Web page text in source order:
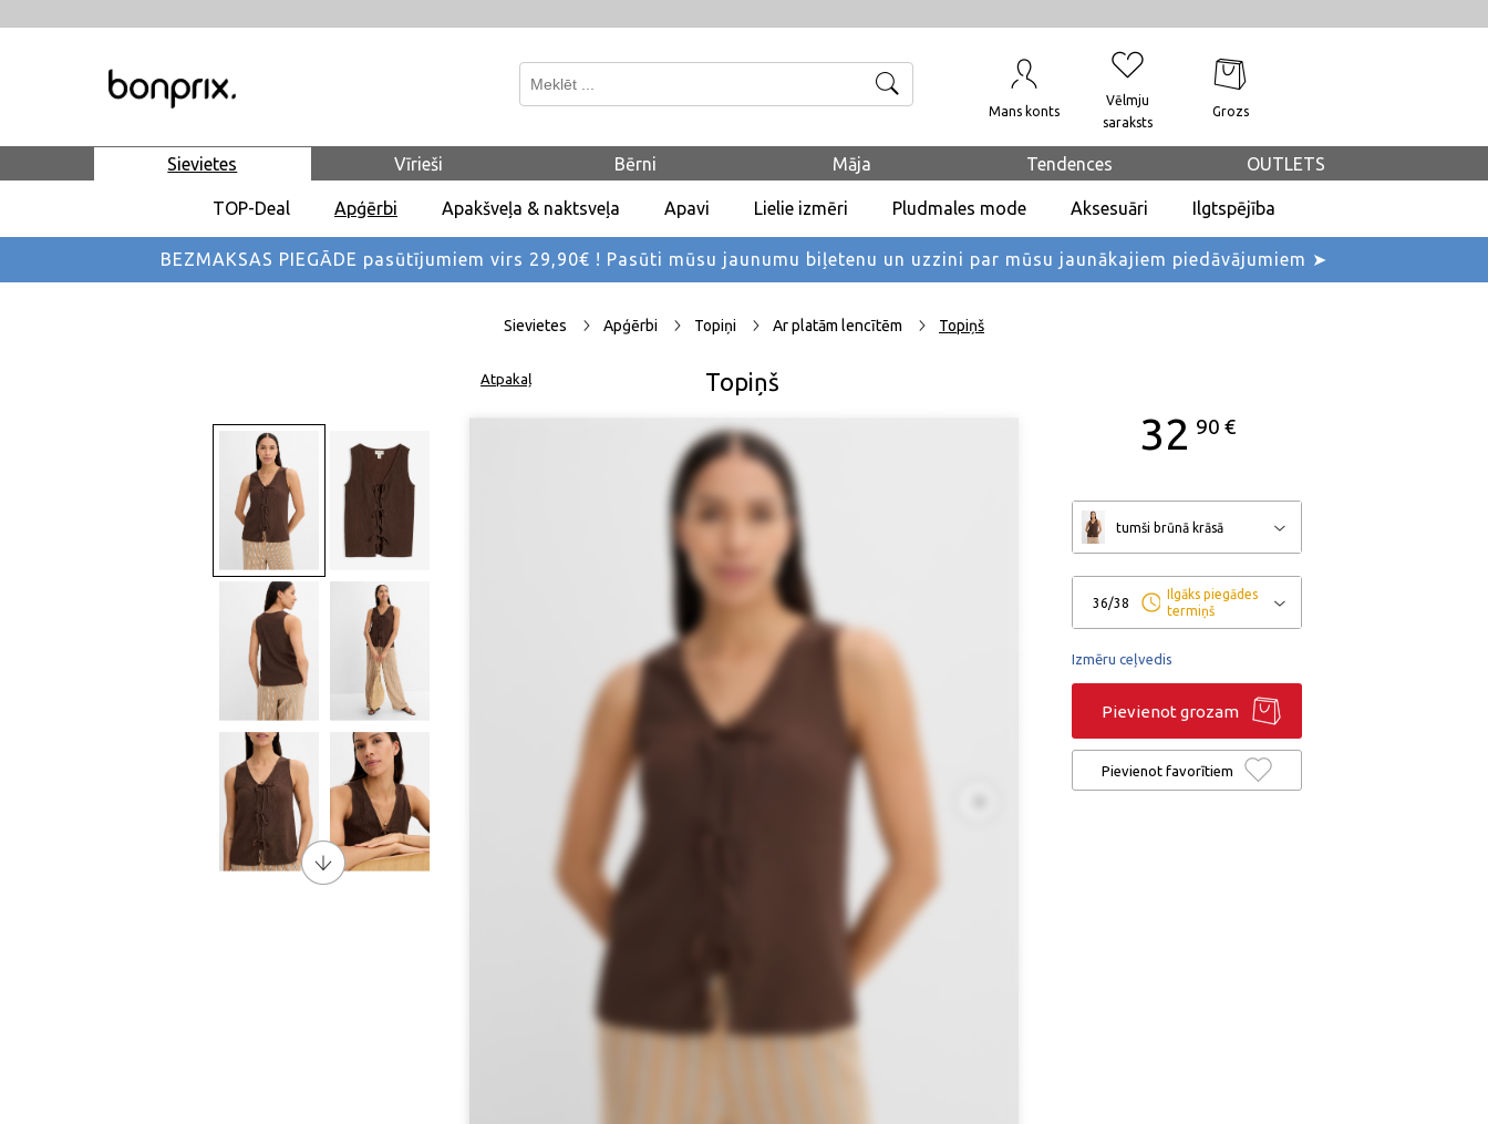
Meklēt
Mans konts
Vēlmju
saraksts
Grozs
Sievietes
TOP-Deal Apģērbi Apakšveļa & naktsveļa Apavi Lielie izmēri Pludmales mode Aksesuāri Ilgtspējība
Vīrieši Bērni Māja Tendences OUTLETS
BEZMAKSAS PIEGĀDE pasūtījumiem virs 29,90€ ! Pasūti mūsu jaunumu biļetenu un uzzini par mūsu jaunākajiem piedāvājumiem ➤
Sievietes Apģērbi Topiņi Ar platām lencītēm Topiņš
Atpakaļ Topiņš
32 90 €
tumši brūnā krāsā
36/38
Ilgāks piegādes
termiņš
Izmēru ceļvedis
Pievienot grozam
Pievienot favorītiem